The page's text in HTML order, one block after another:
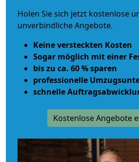
Holen Sie sich jetzt kostenlose
unverbindliche Angebote.
Keine versteckten Kosten
Sogar möglich mit einer
bis zu ca. 60 % sparen
professionelle
schnelle
Kostenlose Angebote